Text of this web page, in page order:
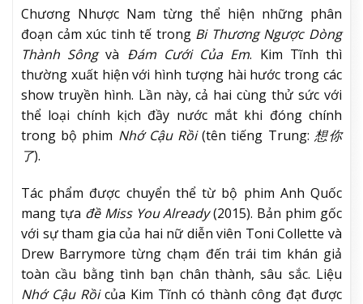
Chương Nhược Nam từng thể hiện những phân
đoạn cảm xúc tinh tế trongBi Thương Ngược Dòng
Thành Sôngvà Đám Cưới Của Em. Kim Tĩnh thì
thường xuất hiện với hình tượng hài hước trong các
show truyền hình. Lần này, cả hai cùng thử sức với
thể loại chính kịch đầy nước mắt khi đóng chính
trong bộ phim Nhớ Cậu Rồi(tên tiếng Trung: 想你
了).
Tác phẩm được chuyển thể từ bộ phim Anh Quốc
mang tựa đề Miss You Already(2015). Bản phim gốc
với sự tham gia của hai nữ diễn viên Toni Collette và
Drew Barrymore từng chạm đến trái tim khán giả
toàn cầu bằng tình bạn chân thành, sâu sắc. Liệu
Nhớ Cậu Rồicủa Kim Tĩnh có thành công đạt được